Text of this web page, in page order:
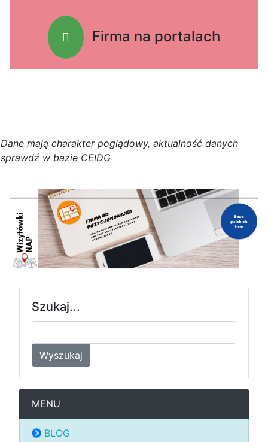
Firma na portalach
Dane mają charakter poglądowy, aktualność danych
sprawdź w bazie CEIDG
Szukaj...
Wyszukaj
MENU
BLOG